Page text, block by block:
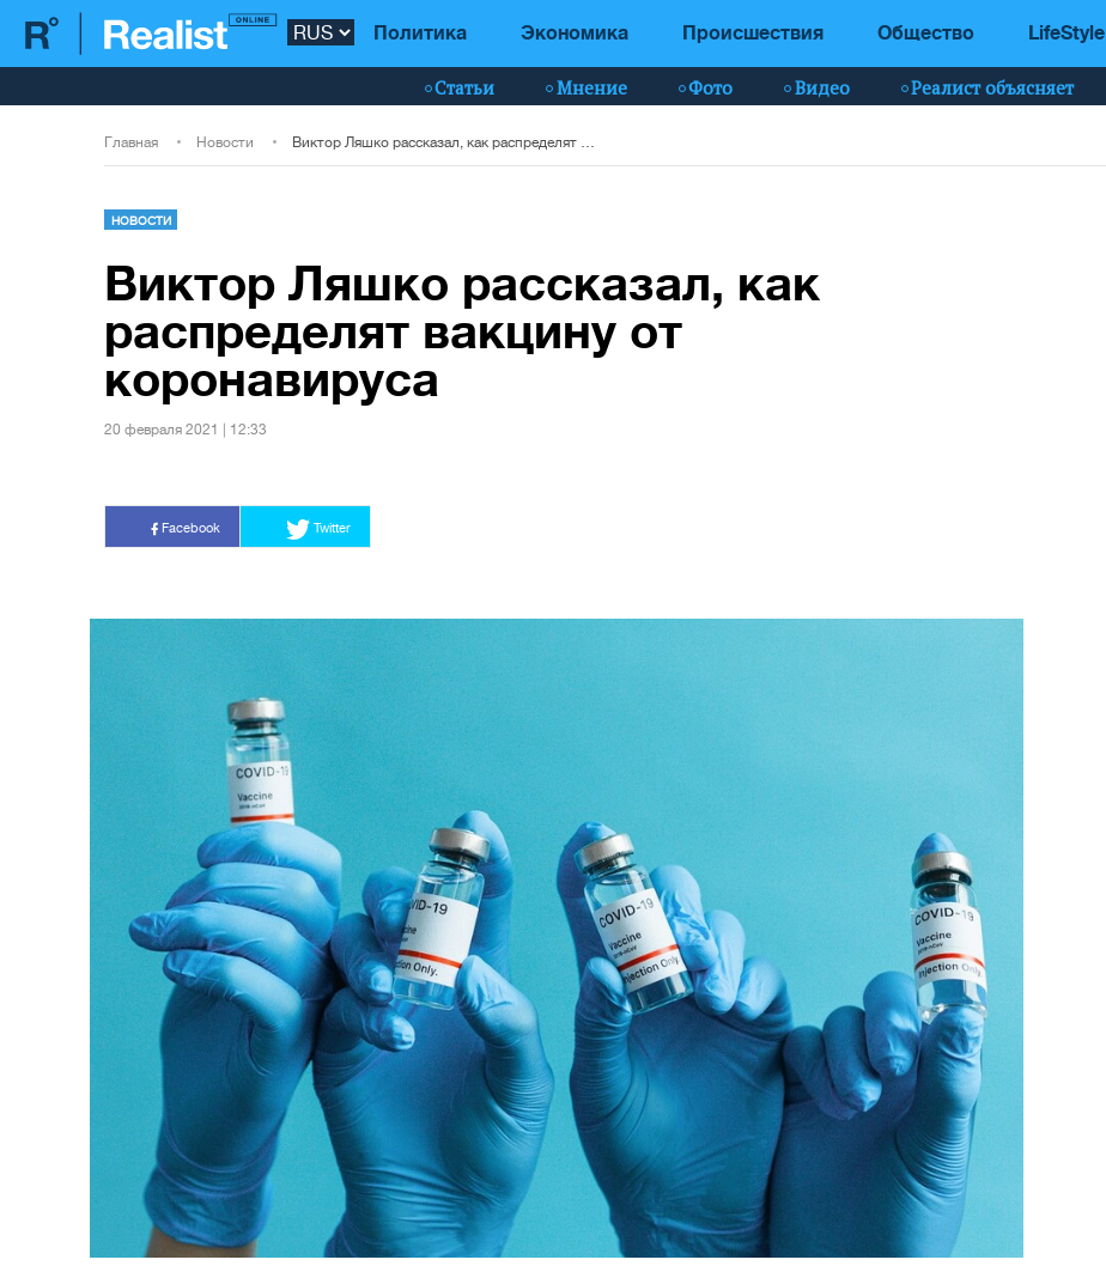
Политика Экономика Происшествия Общество LifeStyle
Статьи Мнение Фото Видео Реалист объясняет
Главная Новости
НОВОСТИ
Виктор Ляшко рассказал, как
распределят вакцину от
коронавируса
20 февраля 2021 | 12:33
Facebook Twitter